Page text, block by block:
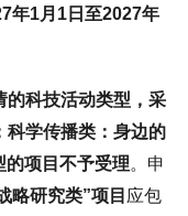
年1月 1 日至2027年
的科技活动类型，采
科学传播类：身边的
的项目不予受理。申
略研究类”项目 应包